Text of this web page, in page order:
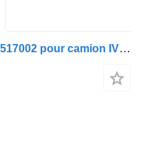
Unité de commande IVECO 29517002 pour camion IVECO EUROTECH